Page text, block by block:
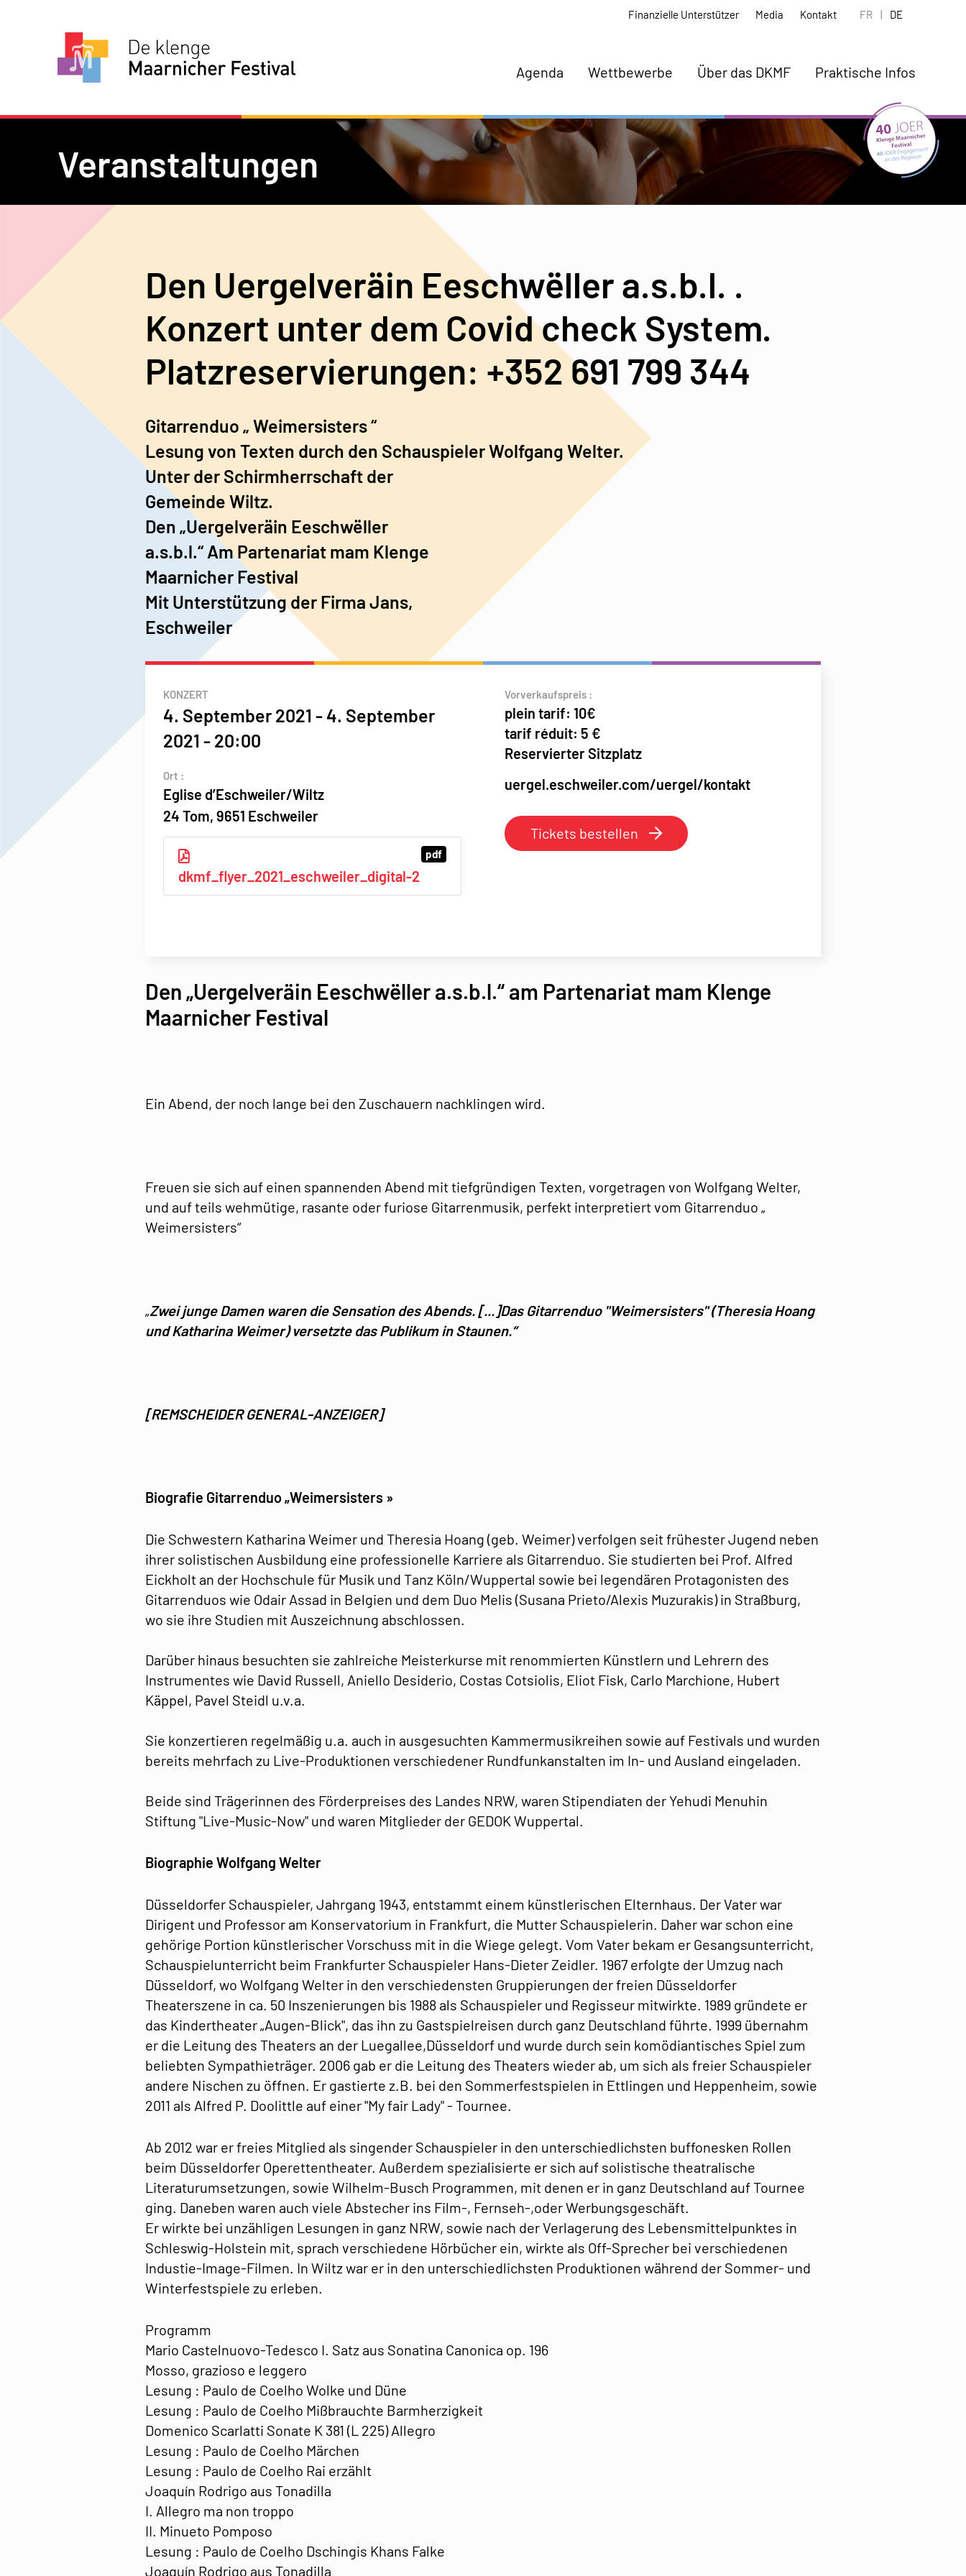
Finanzielle Unterstützer Media Kontakt FR | DE
Agenda Wettbewerbe Über das DKMF Praktische Infos
Veranstaltungen
Den Uergelveräin Eeschwëller a.s.b.l. .
Konzert unter dem Covid check System.
Platzreservierungen: +352 691 799 344
Gitarrenduo „ Weimersisters “
Lesung von Texten durch den Schauspieler Wolfgang Welter.
Unter der Schirmherrschaft der
Gemeinde Wiltz.
Den „Uergelveräin Eeschwëller
a.s.b.l.“ Am Partenariat mam Klenge
Maarnicher Festival
Mit Unterstützung der Firma Jans,
Eschweiler
KONZERT
4. September 2021 - 4. September
2021 - 20:00
Ort :
Eglise d’Eschweiler/Wiltz
24 Tom, 9651 Eschweiler
pdf
dkmf_flyer_2021_eschweiler_digital-2
Vorverkaufspreis :
plein tarif: 10€
tarif réduit: 5 €
Reservierter Sitzplatz
uergel.eschweiler.com/uergel/kontakt
Tickets bestellen
Den „Uergelveräin Eeschwëller a.s.b.l.“ am Partenariat mam Klenge
Maarnicher Festival
Ein Abend, der noch lange bei den Zuschauern nachklingen wird.
Freuen sie sich auf einen spannenden Abend mit tiefgründigen Texten, vorgetragen von Wolfgang Welter,
und auf teils wehmütige, rasante oder furiose Gitarrenmusik, perfekt interpretiert vom Gitarrenduo „
Weimersisters“
„Zwei junge Damen waren die Sensation des Abends. [...]Das Gitarrenduo "Weimersisters" (Theresia Hoang
und Katharina Weimer) versetzte das Publikum in Staunen.“
[REMSCHEIDER GENERAL-ANZEIGER]
Biografie Gitarrenduo „Weimersisters »
Die Schwestern Katharina Weimer und Theresia Hoang (geb. Weimer) verfolgen seit frühester Jugend neben
ihrer solistischen Ausbildung eine professionelle Karriere als Gitarrenduo. Sie studierten bei Prof. Alfred
Eickholt an der Hochschule für Musik und Tanz Köln/Wuppertal sowie bei legendären Protagonisten des
Gitarrenduos wie Odair Assad in Belgien und dem Duo Melis (Susana Prieto/Alexis Muzurakis) in Straßburg,
wo sie ihre Studien mit Auszeichnung abschlossen.
Darüber hinaus besuchten sie zahlreiche Meisterkurse mit renommierten Künstlern und Lehrern des
Instrumentes wie David Russell, Aniello Desiderio, Costas Cotsiolis, Eliot Fisk, Carlo Marchione, Hubert
Käppel, Pavel Steidl u.v.a.
Sie konzertieren regelmäßig u.a. auch in ausgesuchten Kammermusikreihen sowie auf Festivals und wurden
bereits mehrfach zu Live-Produktionen verschiedener Rundfunkanstalten im In- und Ausland eingeladen.
Beide sind Trägerinnen des Förderpreises des Landes NRW, waren Stipendiaten der Yehudi Menuhin
Stiftung "Live-Music-Now" und waren Mitglieder der GEDOK Wuppertal.
Biographie Wolfgang Welter
Düsseldorfer Schauspieler, Jahrgang 1943, entstammt einem künstlerischen Elternhaus. Der Vater war
Dirigent und Professor am Konservatorium in Frankfurt, die Mutter Schauspielerin. Daher war schon eine
gehörige Portion künstlerischer Vorschuss mit in die Wiege gelegt. Vom Vater bekam er Gesangsunterricht,
Schauspielunterricht beim Frankfurter Schauspieler Hans-Dieter Zeidler. 1967 erfolgte der Umzug nach
Düsseldorf, wo Wolfgang Welter in den verschiedensten Gruppierungen der freien Düsseldorfer
Theaterszene in ca. 50 Inszenierungen bis 1988 als Schauspieler und Regisseur mitwirkte. 1989 gründete er
das Kindertheater „Augen-Blick", das ihn zu Gastspielreisen durch ganz Deutschland führte. 1999 übernahm
er die Leitung des Theaters an der Luegallee,Düsseldorf und wurde durch sein komödiantisches Spiel zum
beliebten Sympathieträger. 2006 gab er die Leitung des Theaters wieder ab, um sich als freier Schauspieler
andere Nischen zu öffnen. Er gastierte z.B. bei den Sommerfestspielen in Ettlingen und Heppenheim, sowie
2011 als Alfred P. Doolittle auf einer "My fair Lady" - Tournee.
Ab 2012 war er freies Mitglied als singender Schauspieler in den unterschiedlichsten buffonesken Rollen
beim Düsseldorfer Operettentheater. Außerdem spezialisierte er sich auf solistische theatralische
Literaturumsetzungen, sowie Wilhelm-Busch Programmen, mit denen er in ganz Deutschland auf Tournee
ging. Daneben waren auch viele Abstecher ins Film-, Fernseh-,oder Werbungsgeschäft.
Er wirkte bei unzähligen Lesungen in ganz NRW, sowie nach der Verlagerung des Lebensmittelpunktes in
Schleswig-Holstein mit, sprach verschiedene Hörbücher ein, wirkte als Off-Sprecher bei verschiedenen
Industie-Image-Filmen. In Wiltz war er in den unterschiedlichsten Produktionen während der Sommer- und
Winterfestspiele zu erleben.
Programm
Mario Castelnuovo-Tedesco I. Satz aus Sonatina Canonica op. 196
Mosso, grazioso e leggero
Lesung : Paulo de Coelho Wolke und Düne
Lesung : Paulo de Coelho Mißbrauchte Barmherzigkeit
Domenico Scarlatti Sonate K 381 (L 225) Allegro
Lesung : Paulo de Coelho Märchen
Lesung : Paulo de Coelho Rai erzählt
Joaquín Rodrigo aus Tonadilla
I. Allegro ma non troppo
II. Minueto Pomposo
Lesung : Paulo de Coelho Dschingis Khans Falke
Joaquín Rodrigo aus Tonadilla